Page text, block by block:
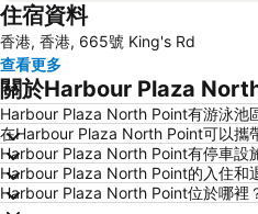
Mong Kok Metro Station
南山區
元朗
天水圍
海洋公園
黃金海岸
新界
住宿資料
香港, 香港, 665號 King's Rd
查看更多
關於Harbour Plaza
Harbour Plaza North Point有游泳池
在Harbour Plaza North Point可以攜
Harbour Plaza North Point有停車設
Harbour Plaza North Point的入住和
Harbour Plaza North Point位於哪裡